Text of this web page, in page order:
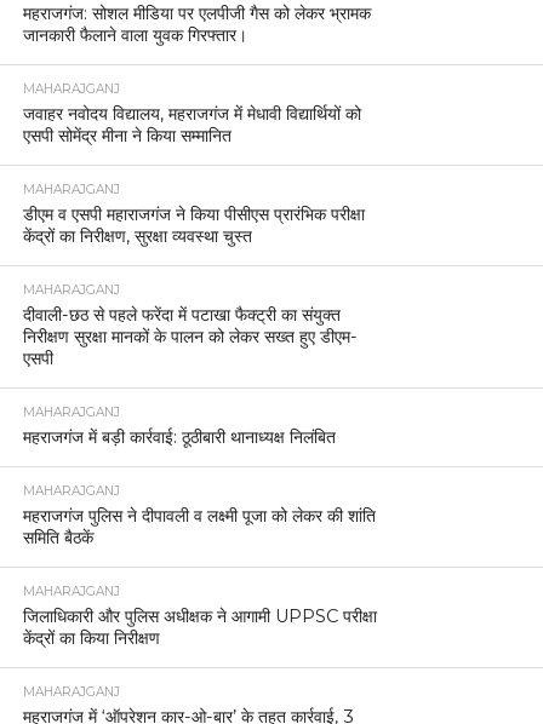
महराजगंज: सोशल मीडिया पर एलपीजी गैस को लेकर भ्रामक
जानकारी फैलाने वाला युवक गिरफ्तार।
MAHARAJGANJ
जवाहर नवोदय विद्यालय, महराजगंज में मेधावी विद्यार्थियों को
एसपी सोमेंद्र मीना ने किया सम्मानित
MAHARAJGANJ
डीएम व एसपी महाराजगंज ने किया पीसीएस प्रारंभिक परीक्षा
केंद्रों का निरीक्षण, सुरक्षा व्यवस्था चुस्त
MAHARAJGANJ
दीवाली-छठ से पहले फरेंदा में पटाखा फैक्ट्री का संयुक्त
निरीक्षण सुरक्षा मानकों के पालन को लेकर सख्त हुए डीएम-
एसपी
MAHARAJGANJ
महराजगंज में बड़ी कार्रवाई: ठूठीबारी थानाध्यक्ष निलंबित
MAHARAJGANJ
महराजगंज पुलिस ने दीपावली व लक्ष्मी पूजा को लेकर की शांति
समिति बैठकें
MAHARAJGANJ
जिलाधिकारी और पुलिस अधीक्षक ने आगामी UPPSC परीक्षा
केंद्रों का किया निरीक्षण
MAHARAJGANJ
महराजगंज में ‘ऑपरेशन कार-ओ-बार’ के तहत कार्रवाई, 3